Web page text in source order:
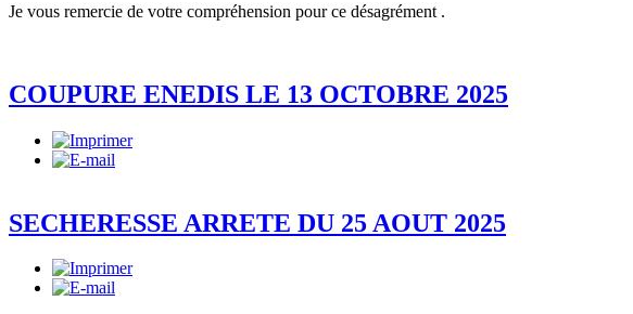
Je vous remercie de votre compréhension pour ce désagrément .
COUPURE ENEDIS LE 13 OCTOBRE 2025
SECHERESSE ARRETE DU 25 AOUT 2025